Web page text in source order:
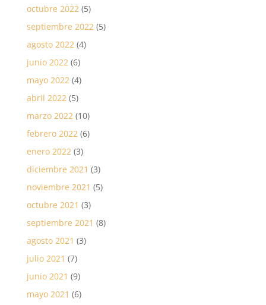
octubre 2022 (5)
septiembre 2022 (5)
agosto 2022 (4)
junio 2022 (6)
mayo 2022 (4)
abril 2022 (5)
marzo 2022 (10)
febrero 2022 (6)
enero 2022 (3)
diciembre 2021 (3)
noviembre 2021 (5)
octubre 2021 (3)
septiembre 2021 (8)
agosto 2021 (3)
julio 2021 (7)
junio 2021 (9)
mayo 2021 (6)